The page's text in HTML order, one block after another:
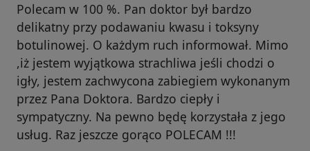
Polecam w 100 %. Pan doktor był bardzo
delikatny przy podawaniu kwasu i toksyny
botulinowej. O każdym ruch informował. Mimo
,iż jestem wyjątkowa strachliwa jeśli chodzi o
igły, jestem zachwycona zabiegiem wykonanym
przez Pana Doktora. Bardzo ciepły i
sympatyczny. Na pewno będę korzystała z jego
usług. Raz jeszcze gorąco POLECAM !!!